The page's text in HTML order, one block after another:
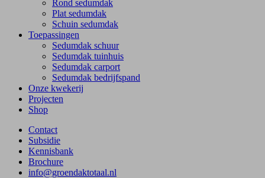
Rond sedumdak
Plat sedumdak
Schuin sedumdak
Toepassingen
Sedumdak schuur
Sedumdak tuinhuis
Sedumdak carport
Sedumdak bedrijfspand
Onze kwekerij
Projecten
Shop
Contact
Subsidie
Kennisbank
Brochure
info@groendaktotaal.nl